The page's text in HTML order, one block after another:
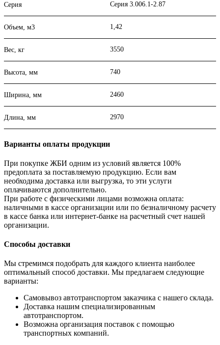
Серия Серия 3.006.1-2.87
Объем, м3 1,42
Вес, кг 3550
Высота, мм 740
Ширина, мм 2460
Длина, мм 2970
Варианты оплаты продукции
При покупке ЖБИ одним из условий является 100%
предоплата за поставляемую продукцию. Если вам
необходима доставка или выгрузка, то эти услуги
оплачиваются дополнительно.
При работе с физическими лицами возможна оплата:
наличными в кассе организации или по безналичному расчету
в кассе банка или интернет-банке на расчетный счет нашей
организации.
Способы доставки
Мы стремимся подобрать для каждого клиента наиболее
оптимальный способ доставки. Мы предлагаем следующие
варианты:
Самовывоз автотранспортом заказчика с нашего склада.
Доставка нашим специализированным
автотранспортом.
Возможна организация поставок с помощью
транспортных компаний.